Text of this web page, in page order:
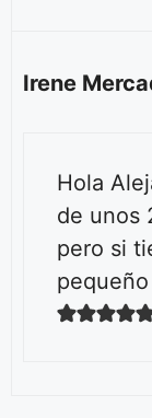
Irene
Hola
de unos
pero si